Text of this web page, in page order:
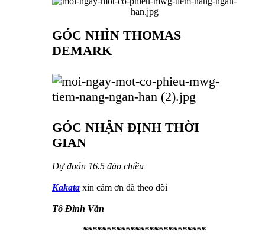
GÓC NHÌN THOMAS
DEMARK
GÓC NHẬN ĐỊNH THỜI
GIAN
Dự đoán 16.5 đảo chiều
Kakata xin cám ơn đã theo dõi
Tô Đình Văn
**************************